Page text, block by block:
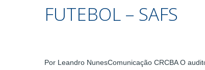
FUTEBOL – SAFS
Por Leandro NunesComunicação CRCBA O